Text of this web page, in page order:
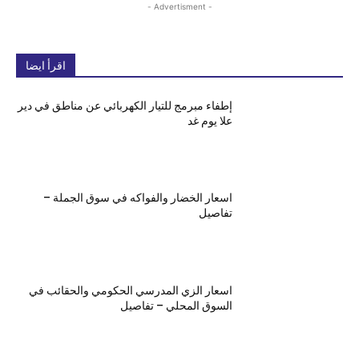
- Advertisment -
اقرأ ايضا
إطفاء مبرمج للتيار الكهربائي عن مناطق في دير
علا يوم غد
اسعار الخضار والفواكه في سوق الجملة –
تفاصيل
اسعار الزي المدرسي الحكومي والحقائب في
السوق المحلي – تفاصيل